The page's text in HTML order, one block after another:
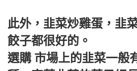
此外，韭菜炒雞蛋，韭
餃子都很好的。
選購 市場上的韭菜一般